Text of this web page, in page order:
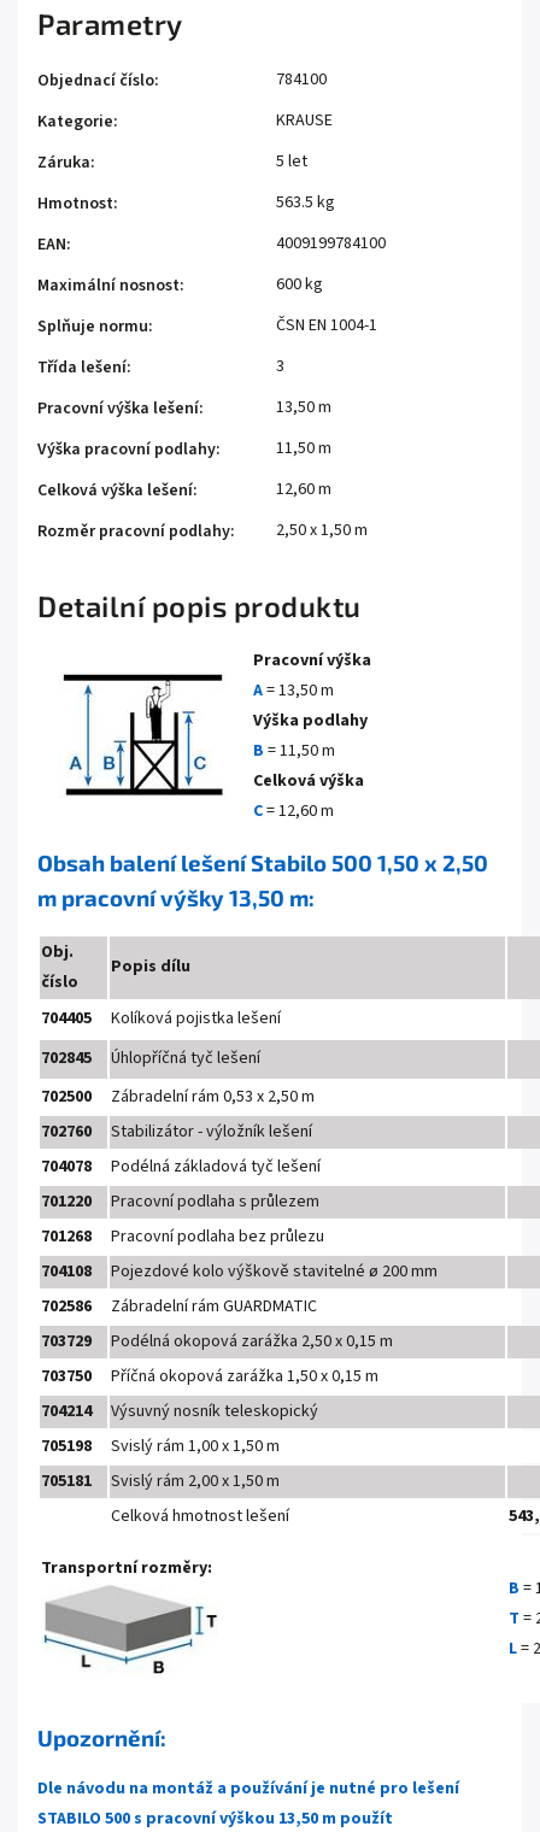
Detailní popis produktu
Pracovní výška
A= 13,50 m
Výška podlahy
B = 11,50 m
Celková výška
C= 12,60 m
Obsah balení lešení Stabilo 500 1,50 x 2,50
m pracovní výšky 13,50 m:
Obj.
číslo
Popis dílu
704405
Kolíková pojistka lešení
702845
Úhlopříčná tyč lešení
702500
Zábradelní rám 0,53 x 2,50 m
702760
Stabilizátor - výložník lešení
704078
Podélná základová tyč lešení
701220
Pracovní podlaha s průlezem
701268
Pracovní podlaha bez průlezu
704108
Pojezdové kolo výškově stavitelné ø 200 mm
702586
Zábradelní rám GUARDMATIC
703729
Podélná okopová zarážka 2,50 x 0,15 m
703750
Příčná okopová zarážka 1,50 x 0,15 m
704214
Výsuvný nosník teleskopický
705198
Svislý rám 1,00 x 1,50 m
705181
Svislý rám 2,00 x 1,50 m
Celková hmotnost lešení
Transportní rozměry:
B =
T =
L=
Upozornění:
Dle návodu na montáž a používání je nutné pro lešení
STABILO 500 s pracovní výškou 13,50 m použít
Parametry
Objednací číslo:
784100
Kategorie:
KRAUSE
Záruka:
5 let
Hmotnost:
563.5 kg
EAN:
4009199784100
Maximální nosnost:
600 kg
Splňuje normu:
ČSN EN 1004-1
Třída lešení:
3
Pracovní výška lešení:
13,50 m
Výška pracovní podlahy:
11,50 m
Celková výška lešení:
12,60 m
Rozměr pracovní podlahy: 2,50 x 1,50 m